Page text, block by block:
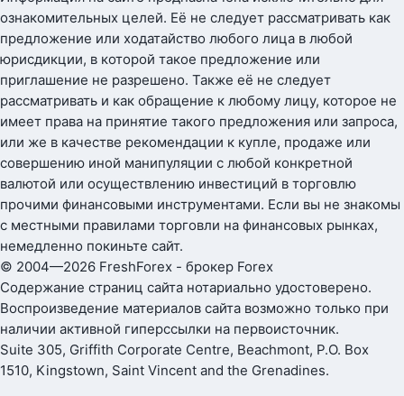
ознакомительных целей. Её не следует рассматривать как
предложение или ходатайство любого лица в любой
юрисдикции, в которой такое предложение или
приглашение не разрешено. Также её не следует
рассматривать и как обращение к любому лицу, которое не
имеет права на принятие такого предложения или запроса,
или же в качестве рекомендации к купле, продаже или
совершению иной манипуляции с любой конкретной
валютой или осуществлению инвестиций в торговлю
прочими финансовыми инструментами. Если вы не знакомы
с местными правилами торговли на финансовых рынках,
немедленно покиньте сайт.
© 2004—2026 FreshForex - брокер Forex
Содержание страниц сайта нотариально удостоверено.
Воспроизведение материалов сайта возможно только при
наличии активной гиперссылки на первоисточник.
Suite 305, Griffith Corporate Centre, Beachmont, P.O. Box
1510, Kingstown, Saint Vincent and the Grenadines.